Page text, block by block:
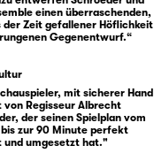
einen überraschenden,
der Zeit gefallener Höflichkeit
Gegenentwurf.“
mit sicherer Hand
von Regisseur Albrecht
der seinen Spielplan vom
zur 90 Minute perfekt
und umgesetzt hat."